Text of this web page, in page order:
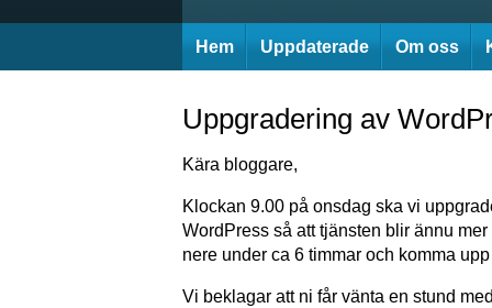
Hem Uppdaterade Om oss
Uppgradering av
Kära bloggare,
Klockan 9.00 på onsdag ska vi
WordPress så att tjänsten blir ännu
nere under ca 6 timmar och komma
Vi beklagar att ni får vänta en stund